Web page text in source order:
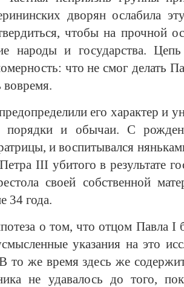
дворян ослабила
чтобы на прочной
народы и государства. Цепь
что не смог делать
вовремя.
его характер и
порядки и обычаи. С
и воспитывался
III убитого в результате
своей собственной
34 года.
о том, что отцом Павла
указания на это
то же время здесь же
не удавалось до того,